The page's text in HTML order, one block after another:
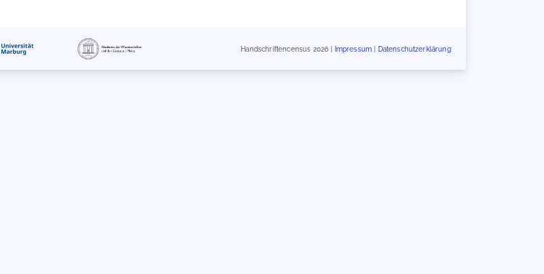
Handschriftencensus 2026 | Impressum Datenschutzerklärung